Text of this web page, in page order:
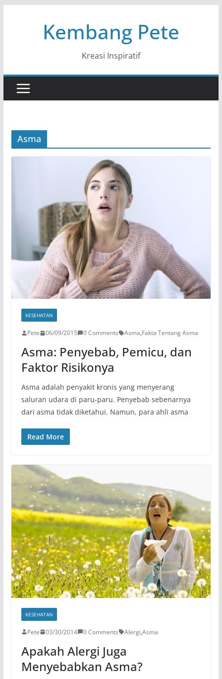
Kembang Pete
Kreasi Inspiratif
Asma
KESEHATAN
Pete 06/09/2015 0 Comments Asma,Fakta Tentang Asma
Asma: Penyebab, Pemicu, dan
Faktor Risikonya
Asma adalah penyakit kronis yang menyerang
saluran udara di paru-paru. Penyebab sebenarnya
dari asma tidak diketahui. Namun, para ahli asma
Read More
KESEHATAN
Pete 03/30/2014 0 Comments Alergi,Asma
Apakah Alergi Juga
Menyebabkan Asma?